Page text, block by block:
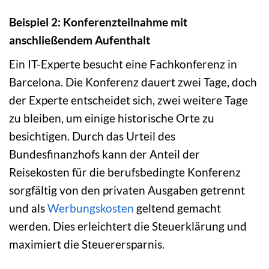
Beispiel 2: Konferenzteilnahme mit
anschließendem Aufenthalt
Ein IT-Experte besucht eine Fachkonferenz in
Barcelona. Die Konferenz dauert zwei Tage, doch
der Experte entscheidet sich, zwei weitere Tage
zu bleiben, um einige historische Orte zu
besichtigen. Durch das Urteil des
Bundesfinanzhofs kann der Anteil der
Reisekosten für die berufsbedingte Konferenz
sorgfältig von den privaten Ausgaben getrennt
und alsWerbungskosten geltend gemacht
werden. Dies erleichtert die Steuerklärung und
maximiert die Steuerersparnis.